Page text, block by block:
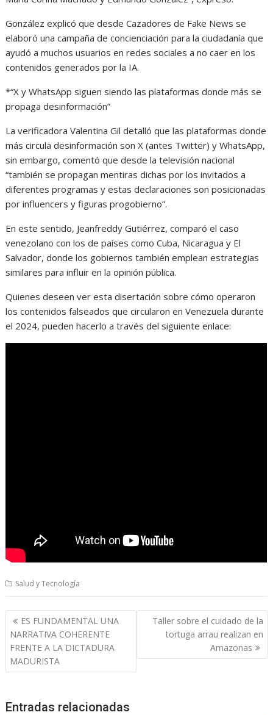
González explicó que desde Cazadores de Fake News se
elaboró una campaña de concienciación para la ciudadanía que
ayudó a muchos usuarios en redes sociales a no caer en los
contenidos generados por la IA.
*“X y WhatsApp siguen siendo las plataformas donde más se
propaga desinformación”
La verificadora Valentina Gil detalló que las plataformas donde
más circula desinformación son X (antes Twitter) y WhatsApp,
sin embargo, comentó que desde la televisión nacional
“también se propagan mentiras dichas por los invitados a
diferentes programas y estas declaraciones son posicionadas
por influencers y figuras progobierno”.
En este sentido, Jeanfreddy Gutiérrez, comparó el caso
venezolano con los de países como Cuba, Nicaragua y El
Salvador, donde los gobiernos también emplean estrategias
similares para influir en la opinión pública.
Quienes deseen ver esta disertación sobre cómo operaron
los contenidos falseados que circularon en Venezuela durante
el 2024, pueden hacerlo a través del siguiente enlace:
Salud y Tecnología
Navegación
de
entradas
ES FUNDAMENTAL UNA
NARRATIVA COHERENTE
FRENTE A LA DICTADURA
MADURISTA
Taller sobre el cuidado de la
tortuga arrau realizan en
Amazonas
Entradas relacionadas